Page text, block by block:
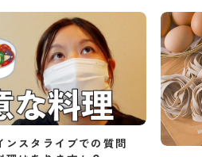
ンスタライブでの質問